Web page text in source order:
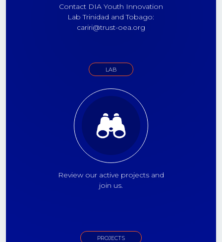
Contact DIA Youth Innovation
Lab Trinidad and Tobago:
cariri@trust-oea.org
LAB
Review our active projects and
join us.
PROJECTS